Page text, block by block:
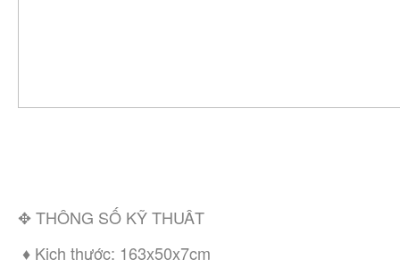
✥ THÔNG SỐ KỸ THUÂT
♦ Kich thước: 163x50x7cm